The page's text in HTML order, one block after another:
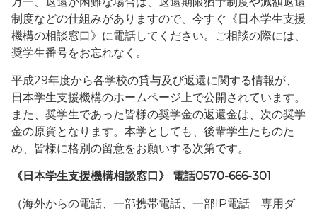
制度などの仕組みがありますので、今すぐ《日本学生支援
機構の相談窓口》に電話してください。ご相談の際には、
奨学生番号をお忘れなく。
平成29年度から各学校の貸与及び返還に関する情報が、
日本学生支援機構のホームページ上で公開されています。
また、奨学生であった皆様の奨学金の返還金は、次の奨学
金の原資となります。本学としても、後輩学生たちのた
め、皆様に格別の留意をお願いする次第です。
《日本学生支援機構相談窓口》 電話0570-666-301
（海外からの電話、一部携帯電話、一部IP電話 専用ダ